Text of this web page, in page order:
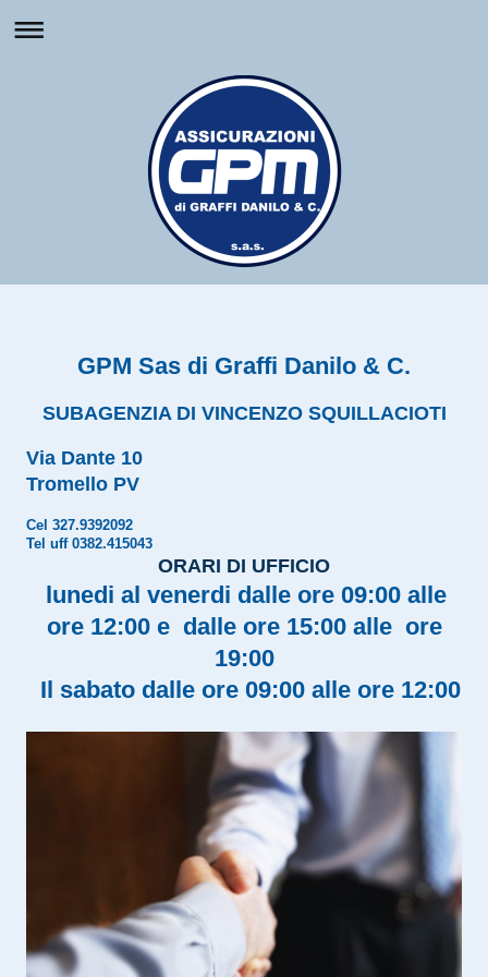
GPM Sas di Graffi Danilo & C.
SUBAGENZIA DI VINCENZO SQUILLACIOTI
Via Dante 10
Tromello PV
Cel 327.9392092
Tel uff 0382.415043
ORARI DI UFFICIO
lunedi al venerdi dalle ore 09:00 alle
ore 12:00 e dalle ore 15:00 alle ore
19:00
Il sabato dalle ore 09:00 alle ore 12:00